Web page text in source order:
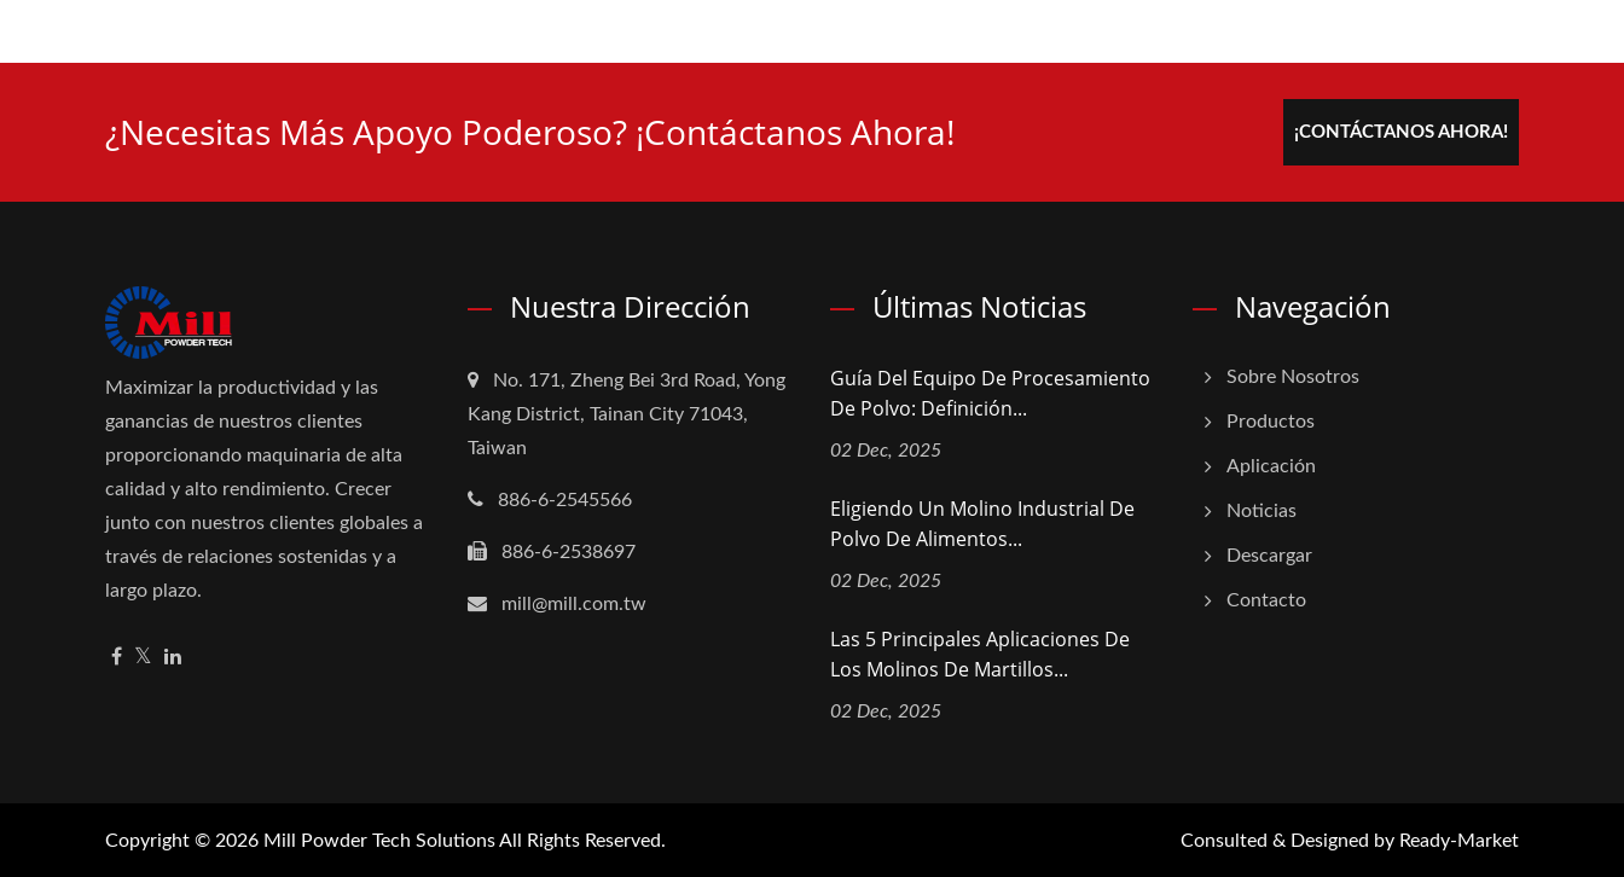
¿Necesitas Más Apoyo Poderoso? ¡Contáctanos Ahora! ¡CONTÁCTANOS AHORA!
Maximizar la productividad y las
ganancias de nuestros clientes
proporcionando maquinaria de alta
calidad y alto rendimiento. Crecer
junto con nuestros clientes globales a
través de relaciones sostenidas y a
largo plazo.
Nuestra Dirección
No. 171, Zheng Bei 3rd Road, Yong
Kang District, Tainan City 71043,
Taiwan
886-6-2545566
886-6-2538697
mill@mill.com.tw
Últimas Noticias
Guía Del Equipo De Procesamiento
De Polvo: Definición...
02 Dec, 2025
Eligiendo Un Molino Industrial De
Polvo De Alimentos...
02 Dec, 2025
Las 5 Principales Aplicaciones De
Los Molinos De Martillos...
02 Dec, 2025
Navegación
Sobre Nosotros
Productos
Aplicación
Noticias
Descargar
Contacto
Copyright © 2026 Mill Powder Tech SolutionsAll Rights Reserved. Consulted & Designed by Ready-Market